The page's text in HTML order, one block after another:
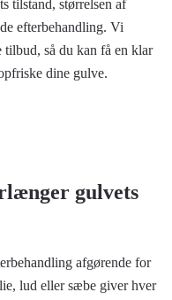
tilstand, størrelsen af
efterbehandling. Vi
så du kan få en klar
dine gulve.
gulvets
afgørende for
lud eller sæbe giver hver